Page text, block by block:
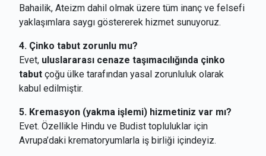
Bahailik, Ateizm dahil olmak üzere tüm inanç ve felsefi
yaklaşımlara saygı göstererek hizmet sunuyoruz.
4. Çinko tabut zorunlu mu?
Evet, uluslararası cenaze taşımacılığında çinko
tabut çoğu ülke tarafından yasal zorunluluk olarak
kabul edilmiştir.
5. Kremasyon (yakma işlemi) hizmetiniz var mı?
Evet. Özellikle Hindu ve Budist topluluklar için
Avrupa’daki krematoryumlarla iş birliği içindeyiz.